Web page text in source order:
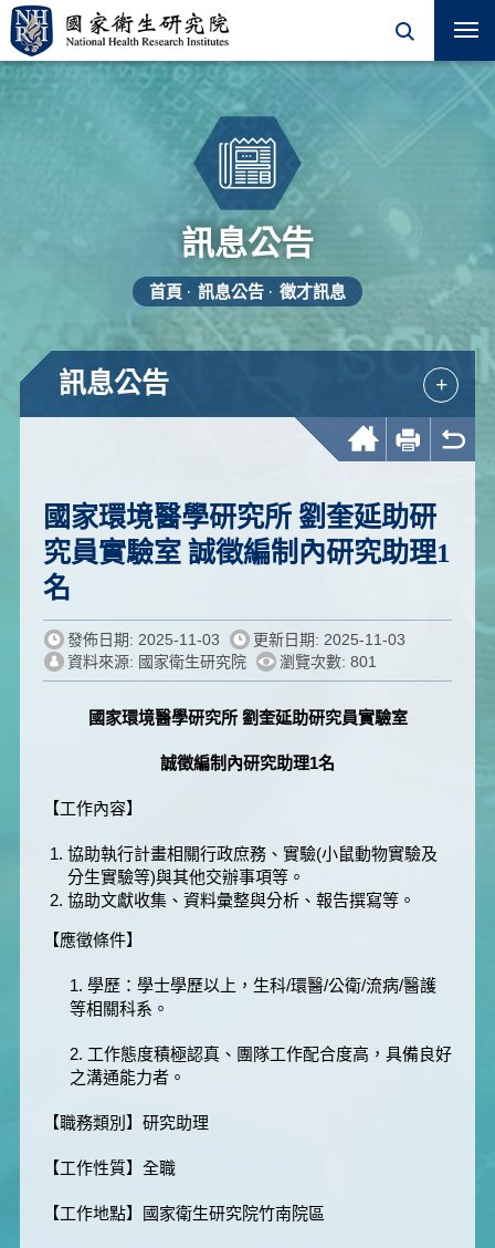
訊息公告
首頁 訊息公告 徵才訊息
訊息公告 +
友善列印
國家環境醫學研究所 劉奎延助研
究員實驗室 誠徵編制內研究助理1
名
發佈日期: 2025-11-03
更新日期: 2025-11-03
資料來源: 國家衛生研究院
瀏覽次數: 801
國家環境醫學研究所 劉奎延助研究員實驗室
誠徵編制內研究助理1名
【工作內容】
協助執行計畫相關行政庶務、實驗(小鼠動物實驗及
分生實驗等)與其他交辦事項等。
協助文獻收集、資料彙整與分析、報告撰寫等。
【應徵條件】
1. 學歷：學士學歷以上，生科/環醫/公衛/流病/醫護
等相關科系。
2. 工作態度積極認真、團隊工作配合度高，具備良好
之溝通能力者。
【職務類別】研究助理
【工作性質】全職
【工作地點】國家衛生研究院竹南院區